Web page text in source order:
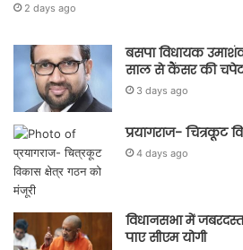
2 days ago
बसपा विधायक
साल से कैंसर की
3 days ago
प्रयागराज- चित्रकूट
4 days ago
विधानसभा में
पाए सीएम योगी